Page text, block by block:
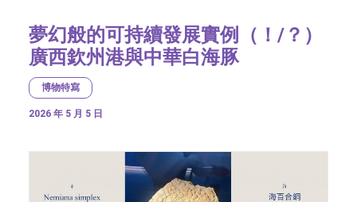
夢幻般的可持續發展實例（！/？）
廣西欽州港與中華白海豚
博物特寫
2026 年 5 月 5 日